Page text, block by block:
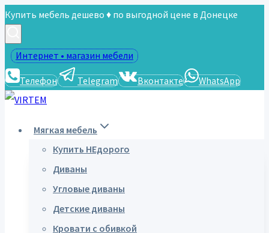
Перейти
содержимому
Купить мебель дешево ♦ по выгодной цене в Донецке
Интернет • магазин мебели
Телефон Telegram Вконтакте WhatsApp
Мягкая мебель
Купить НЕдорого
Диваны
Угловые диваны
Детские диваны
Кровати с обивкой